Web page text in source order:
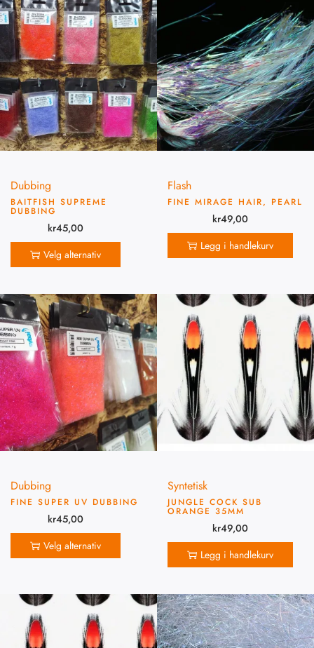
Dubbing
BAITFISH SUPREME
DUBBING
kr45,00
Velg alternativ
Flash
FINE MIRAGE HAIR, PEARL
kr49,00
Legg i handlekurv
Dubbing
FINE SUPER UV DUBBING
kr45,00
Velg alternativ
Syntetisk
JUNGLE COCK SUB
ORANGE 35MM
kr49,00
Legg i handlekurv